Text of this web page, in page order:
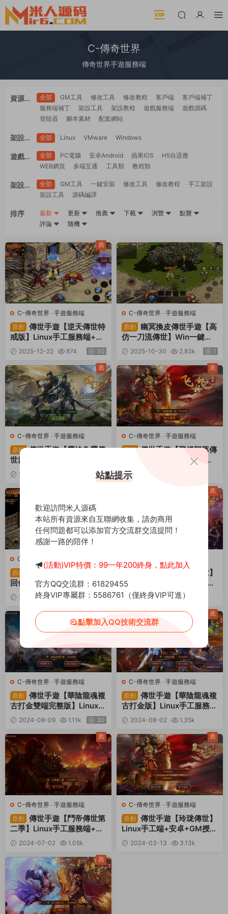
C-傳奇世界
傳奇世界手遊服務端
資源類
全部 GM工具 修改工具 修改教程 客戶端
客戶端補丁
服務端補丁
架設工具 架設教程 遊戲服務端
遊戲源碼
登陸器
腳本素材 配套網站
架設系
全部 Linux VMware Windows
遊戲平
全部 PC電腦 安卓Android 蘋果IOS
H5自适應
WEB網頁
多端互通 工具類 教程類
架設難
全部 GM工具 一鍵安裝 修改工具 修改教程
手工架設
架設工具
源碼編譯
排序 最新 更新 推薦 下載 浏覽
點贊
評論
随機
C-傳奇世界 · 手遊服務端
原創
傳世手遊【逆天傳世特
戒版】Linux手工服務端+安
卓+GM授權後台+視頻架設
教程
2025-12-22 874 30
薦
C-傳奇世界 · 手遊服務端
原創
幽冥換皮傳世手遊【高
仿一刀流傳世】Win一鍵服
務端+安卓+GM後台+視頻
架設教程
2025-10-30 2.83k 1
C-傳奇世界 · 手遊服務端
原創 傳世手遊【靈槍争霸傳
世四職業3大陸懷舊版】Lin
ux手工服務端+明文src+熱
更工具+GM授權後台+安卓
蘋果雙端+視頻架設教程
2025-06-12 30
薦
C-傳奇世界 · 手遊服務端
原創 傳世手遊【飛揚部落傳
世】Linux手工服務端+GM
授權後台+安卓蘋果雙端+視
頻架設教程
2025-06-05
薦
C-傳奇世界
原創
幽冥換皮傳世手遊【夢
回傳世】Win一鍵服務端+安
卓蘋果雙端+GM後台+視頻
架設教程
2024-09-29 1.58k 30
傳世手遊【魔城傳世】
Linux手工服務端+安卓蘋果
雙端+GM授權後台+視頻架
2024-09-28
1.35k
薦
C-傳奇世界 · 手遊服務端
原創
傳世手遊【華陰龍魂複
古打金雙端完整版】Linux手
工服務端+安卓蘋果雙端+G
M授權後台+視頻架設教程
2024-08-09 1.11k 30
C-傳奇世界 · 手遊服務端
原創
傳世手遊【華陰龍魂複
古打金版】Linux手工服務端
+安卓+GM授權後台+視頻
架設教程
2024-08-02
1.35k
薦
C-傳奇世界 · 手遊服務端
原創
傳世手遊【鬥帝傳世第
二季】Linux手工服務端+安
卓蘋果雙端+GM授權後台
+視頻架設教程
2024-07-02
1.05k
薦
C-傳奇世界 · 手遊服務端
原創
傳世手遊【玲珑傳世】
Linux手工端+安卓+GM授權
後台+架設教程
2024-03-13
3.13k
薦
薦
站點提示
歡迎訪問米人源碼
本站所有資源來自互聯網收集，請勿商用
任何問題都可以添加官方交流群交流提問！
感謝一路的陪伴！
(活動)VIP特價：99一年200終身，點此加入
官方QQ交流群：61829455
終身VIP專屬群：5586761（僅終身VIP可進）
點擊加入QQ技術交流群